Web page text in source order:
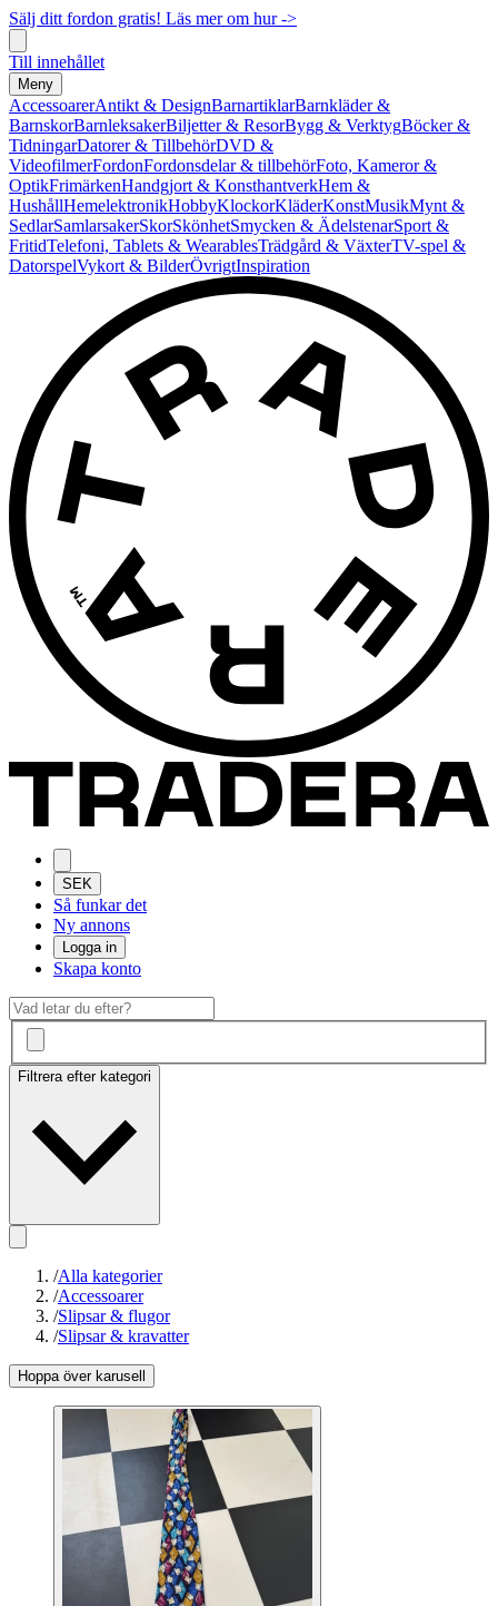
Sälj ditt fordon gratis! Läs mer om hur ->
Till innehållet
Meny
AccessoarerAntikt & DesignBarnartiklarBarnkläder &
BarnskorBarnleksakerBiljetter & ResorBygg & VerktygBöcker &
TidningarDatorer & TillbehörDVD &
VideofilmerFordonFordonsdelar & tillbehörFoto, Kameror &
OptikFrimärkenHandgjort & KonsthantverkHem &
HushållHemelektronikHobbyKlockorKläderKonstMusikMynt &
SedlarSamlarsakerSkorSkönhetSmycken & ÄdelstenarSport &
FritidTelefoni, Tablets & WearablesTrädgård & VäxterTV-spel &
DatorspelVykort & BilderÖvrigtInspiration
SEK
Så funkar det
Ny annons
Logga in
Skapa konto
Filtrera efter kategori
/Alla kategorier
/Accessoarer
/Slipsar & flugor
/Slipsar & kravatter
Hoppa över karusell